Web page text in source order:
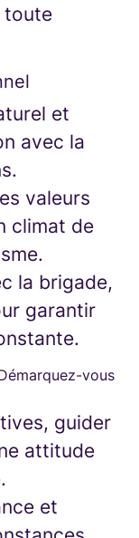
toute
et
avec la
valeurs
climat de
la brigade,
garantir
vous
guider
attitude
et